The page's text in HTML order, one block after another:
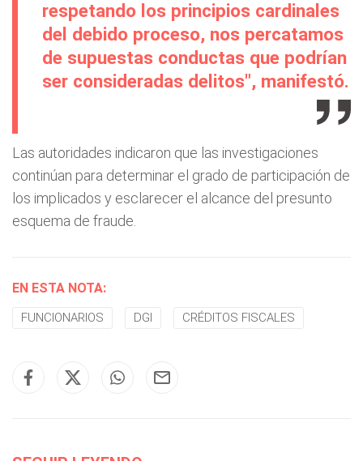
respetando los principios cardinales
del debido proceso, nos percatamos
de supuestas conductas que podrían
ser consideradas delitos", manifestó.
Las autoridades indicaron que las investigaciones
continúan para determinar el grado de participación de
los implicados y esclarecer el alcance del presunto
esquema de fraude.
EN ESTA NOTA:
FUNCIONARIOS DGI CRÉDITOS FISCALES